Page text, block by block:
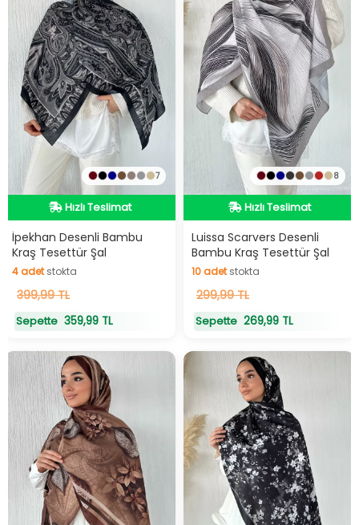
7
Hızlı Teslimat
Hızlı Teslimat
İpekhan Desenli Bambu
Kraş Tesettür Şal
4adetstokta
4adetstokta
399,99 TL
Sepette 359,99 TL
8
Hızlı Teslimat
Hızlı Teslimat
Luissa Scarvers Desenli
Bambu Kraş Tesettür Şal
10adetstokta
10adetstokta
299,99 TL
Sepette 269,99 TL